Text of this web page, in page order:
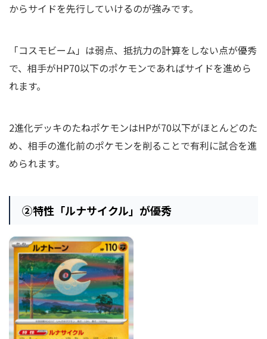
からサイドを先行していけるのが強みです。
「コスモビーム」は弱点、抵抗力の計算をしない点が優秀
で、相手がHP70以下のポケモンであればサイドを進めら
れます。
2進化デッキのたねポケモンはHPが70以下がほとんどのた
め、相手の進化前のポケモンを削ることで有利に試合を進
められます。
②特性「ルナサイクル」が優秀